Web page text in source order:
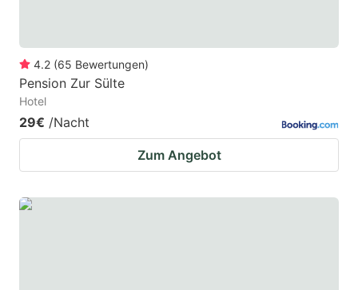
4.2 (65 Bewertungen)
Pension Zur Sülte
Hotel
29€ /Nacht
Zum Angebot